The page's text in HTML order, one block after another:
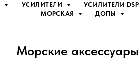
УСИЛИТЕЛИ УСИЛИТЕЛИ DSP
МОРСКАЯ
ДОПЫ
Морские аксессуары